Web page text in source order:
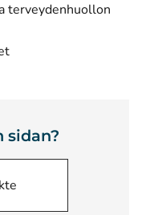
terveydenhuollon
sidan?